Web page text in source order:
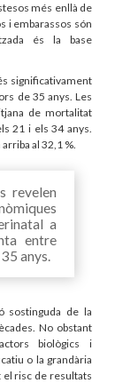
més enllà de
i embarassos són
és la base
significativament
de 35 anys. Les
de mortalitat
21 i els 34 anys.
al 32,1 %.
revelen
a
entre
anys.
sostinguda de la
No obstant
biològics i
o la grandària
risc de resultats